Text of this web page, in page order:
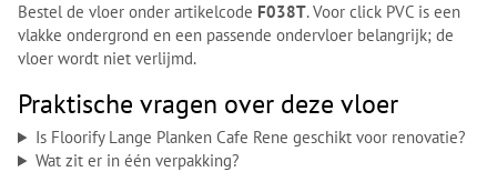
Bestel de vloer onder artikelcode F038T. Voor click PVC is een
vlakke ondergrond en een passende ondervloer belangrijk; de
vloer wordt niet verlijmd.
Praktische vragen over deze vloer
Is Floorify Lange Planken Cafe Rene geschikt voor renovatie?
Wat zit er in één verpakking?